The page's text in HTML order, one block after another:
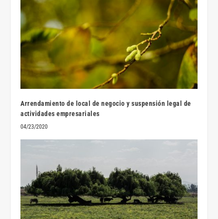
Arrendamiento de local de negocio y suspensión legal de
actividades empresariales
04/23/2020